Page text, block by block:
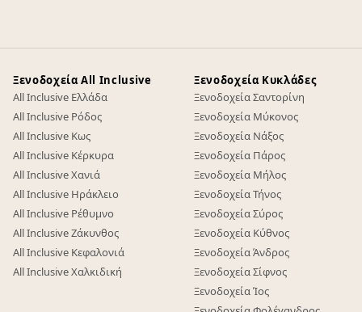
Ξενοδοχεία All Inclusive
All Inclusive Ελλάδα
All Inclusive Ρόδος
All Inclusive Κως
All Inclusive Κέρκυρα
All Inclusive Χανιά
All Inclusive Ηράκλειο
All Inclusive Ρέθυμνο
All Inclusive Ζάκυνθος
All Inclusive Κεφαλονιά
All Inclusive Χαλκιδική
Ξενοδοχεία Κυκλάδες
Ξενοδοχεία Σαντορίνη
Ξενοδοχεία Μύκονος
Ξενοδοχεία Νάξος
Ξενοδοχεία Πάρος
Ξενοδοχεία Μήλος
Ξενοδοχεία Τήνος
Ξενοδοχεία Σύρος
Ξενοδοχεία Κύθνος
Ξενοδοχεία Άνδρος
Ξενοδοχεία Σίφνος
Ξενοδοχεία Ίος